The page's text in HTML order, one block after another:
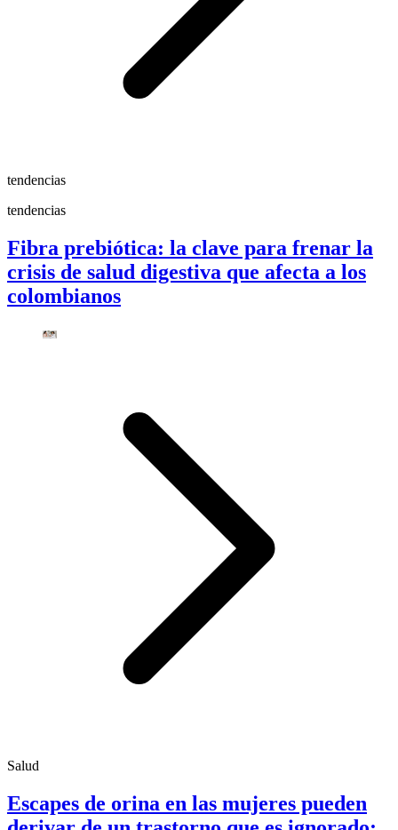
tendencias
tendencias
Fibra prebiótica: la clave para frenar la
crisis de salud digestiva que afecta a los
colombianos
Salud
Escapes de orina en las mujeres pueden